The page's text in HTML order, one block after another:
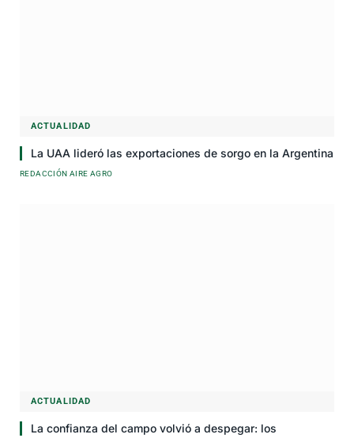
ACTUALIDAD
La UAA lideró las exportaciones de sorgo en la Argentina
REDACCIÓN AIRE AGRO
ACTUALIDAD
La confianza del campo volvió a despegar: los